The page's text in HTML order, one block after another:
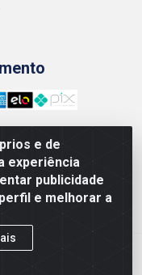
e de
experiência
publicidade
e melhorar a
0001-54 -
Bultrins, Olinda/PE